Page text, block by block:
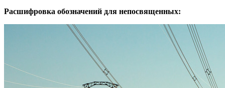
Расшифровка обозначений для непосвященных: